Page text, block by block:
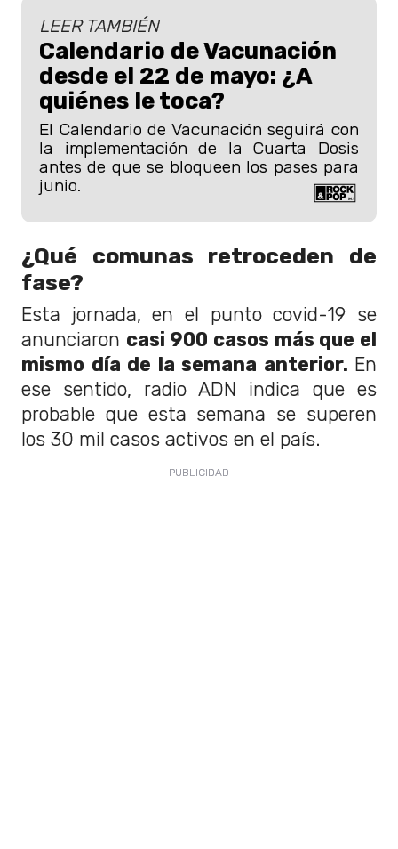
LEER TAMBIÉN
Calendario de Vacunación
desde el 22 de mayo: ¿A
quiénes le toca?
El Calendario de Vacunación seguirá con
la implementación de la Cuarta Dosis
antes de que se bloqueen los pases para
junio.
¿Qué comunas retroceden de
fase?
Esta jornada, en el punto covid-19 se
anunciaron casi 900 casos más que el
mismo día de la semana anterior. En
ese sentido, radio ADN indica que es
probable que esta semana se superen
los 30 mil casos activos en el país.